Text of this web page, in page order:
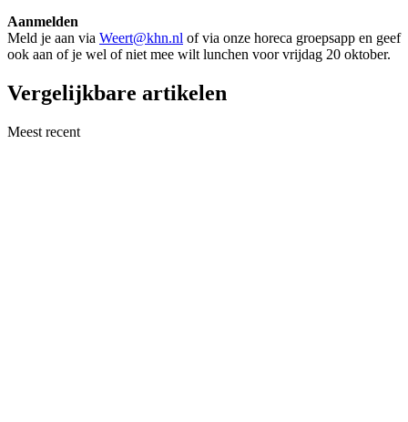
Aanmelden
Meld je aan via Weert@khn.nl of via onze horeca groepsapp en geef
ook aan of je wel of niet mee wilt lunchen voor vrijdag 20 oktober.
Vergelijkbare artikelen
Meest recent